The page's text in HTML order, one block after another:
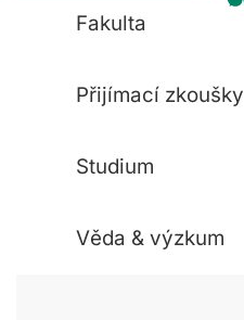
Fakulta
Přijímací zkoušky
Studium
Věda & výzkum